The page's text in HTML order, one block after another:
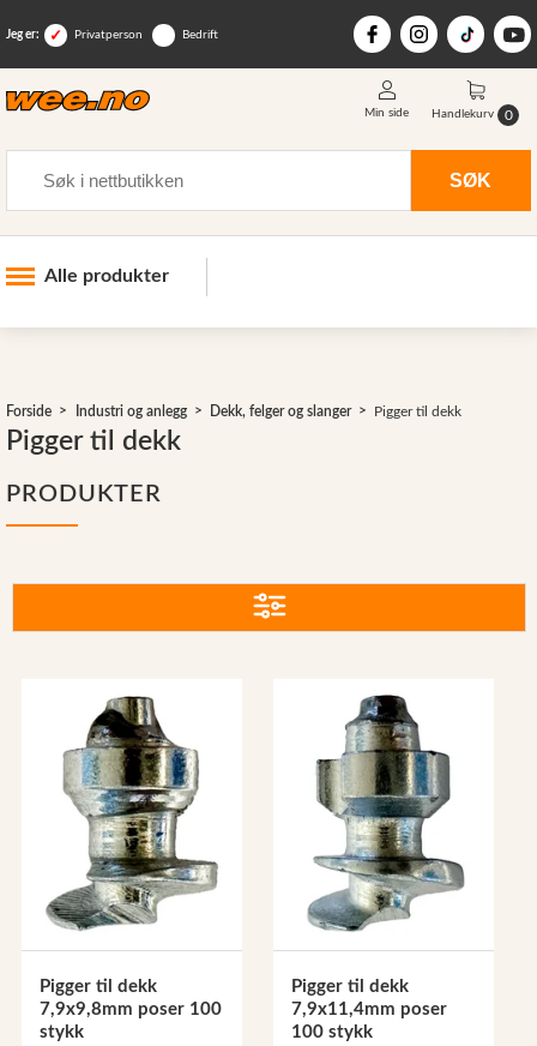
Jeg er: Privatperson Bedrift
SØK
Min side Handlekurv 0
Alle produkter
Landbruksutstyr
Kundeservice
Leasing
Forside Industri og anlegg Dekk, felger og slanger Pigger til dekk
Pigger til dekk
PRODUKTER
Pigger til dekk
7,9x9,8mm poser 100
stykk
Pigger til dekk
7,9x11,4mm poser
100 stykk